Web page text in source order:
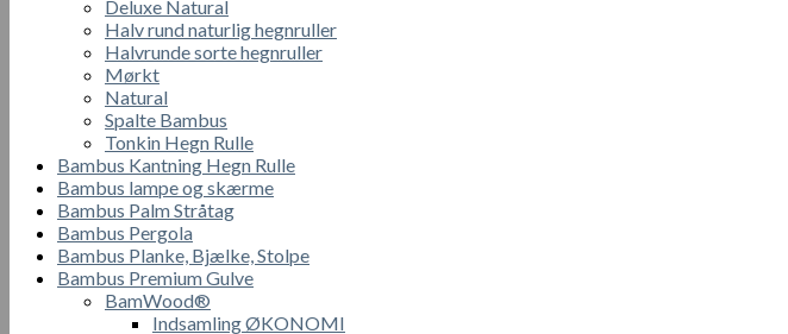
Deluxe Natural
Halv rund naturlig hegnruller
Halvrunde sorte hegnruller
Mørkt
Natural
Spalte Bambus
Tonkin Hegn Rulle
Bambus Kantning Hegn Rulle
Bambus lampe og skærme
Bambus Palm Stråtag
Bambus Pergola
Bambus Planke, Bjælke, Stolpe
Bambus Premium Gulve
BamWood®
Indsamling ØKONOMI